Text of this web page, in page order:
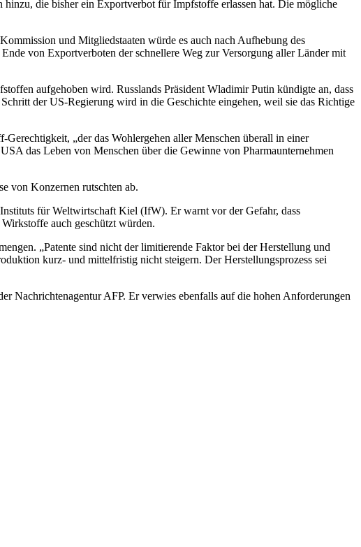
hinzu, die bisher ein Exportverbot für Impfstoffe erlassen hat. Die mögliche
und Mitgliedstaaten würde es auch nach Aufhebung des
Ende von Exportverboten der schnellere Weg zur Versorgung aller Länder mit
aufgehoben wird. Russlands Präsident Wladimir Putin kündigte an, dass
der US-Regierung wird in die Geschichte eingehen, weil sie das Richtige
Gerechtigkeit, „der das Wohlergehen aller Menschen überall in einer
das Leben von Menschen über die Gewinne von Pharmaunternehmen
von Konzernen rutschten ab.
für Weltwirtschaft Kiel (IfW). Er warnt vor der Gefahr, dass
auch geschützt würden.
„Patente sind nicht der limitierende Faktor bei der Herstellung und
kurz- und mittelfristig nicht steigern. Der Herstellungsprozess sei
NachrichtenagenturAFP. Er verwies ebenfalls auf die hohen Anforderungen